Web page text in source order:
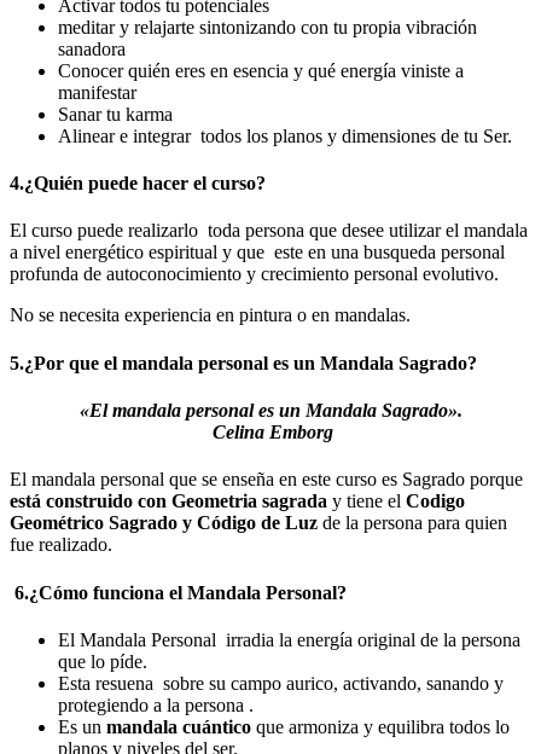
Activar todos tu potenciales
meditar y relajarte sintonizando con tu propia vibración
sanadora
Conocer quién eres en esencia y qué energía viniste a
manifestar
Sanar tu karma
Alinear e integrar todos los planos y dimensiones de tu Ser.
4.¿Quién puede hacer el curso?
El curso puede realizarlo toda persona que desee utilizar el mandala
a nivel energético espiritual y que este en una busqueda personal
profunda de autoconocimiento y crecimiento personal evolutivo.
No se necesita experiencia en pintura o en mandalas.
5.¿Por que el mandala personal es un Mandala Sagrado?
«El mandala personal es un Mandala Sagrado».
Celina Emborg
El mandala personal que se enseña en este curso es Sagrado porque
está construido con Geometria sagrada y tiene el Codigo
Geométrico Sagrado y Código de Luz de la persona para quien
fue realizado.
6.¿Cómo funciona el Mandala Personal?
El Mandala Personal irradia la energía original de la persona
que lo píde.
Esta resuena sobre su campo aurico, activando, sanando y
protegiendo a la persona .
Es un mandala cuántico que armoniza y equilibra todos lo
planos y niveles del ser.